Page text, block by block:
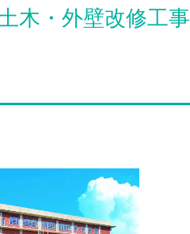
木・ 外壁改修工事